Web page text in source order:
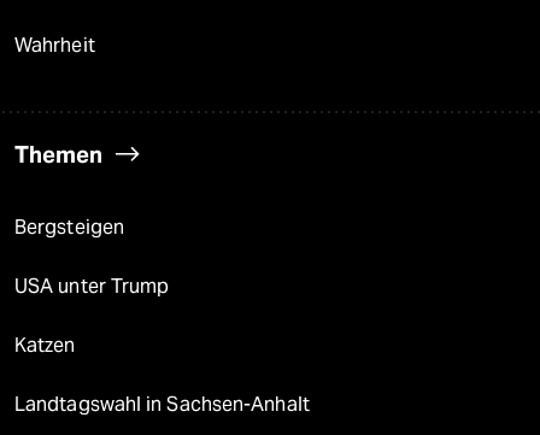
Wahrheit
Themen
Bergsteigen
USA unter Trump
Katzen
Landtagswahl in Sachsen-Anhalt